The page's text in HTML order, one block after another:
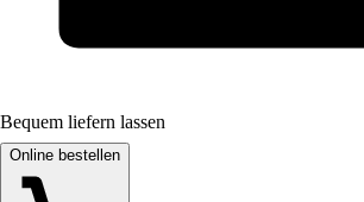
Bequem liefern lassen
Online bestellen